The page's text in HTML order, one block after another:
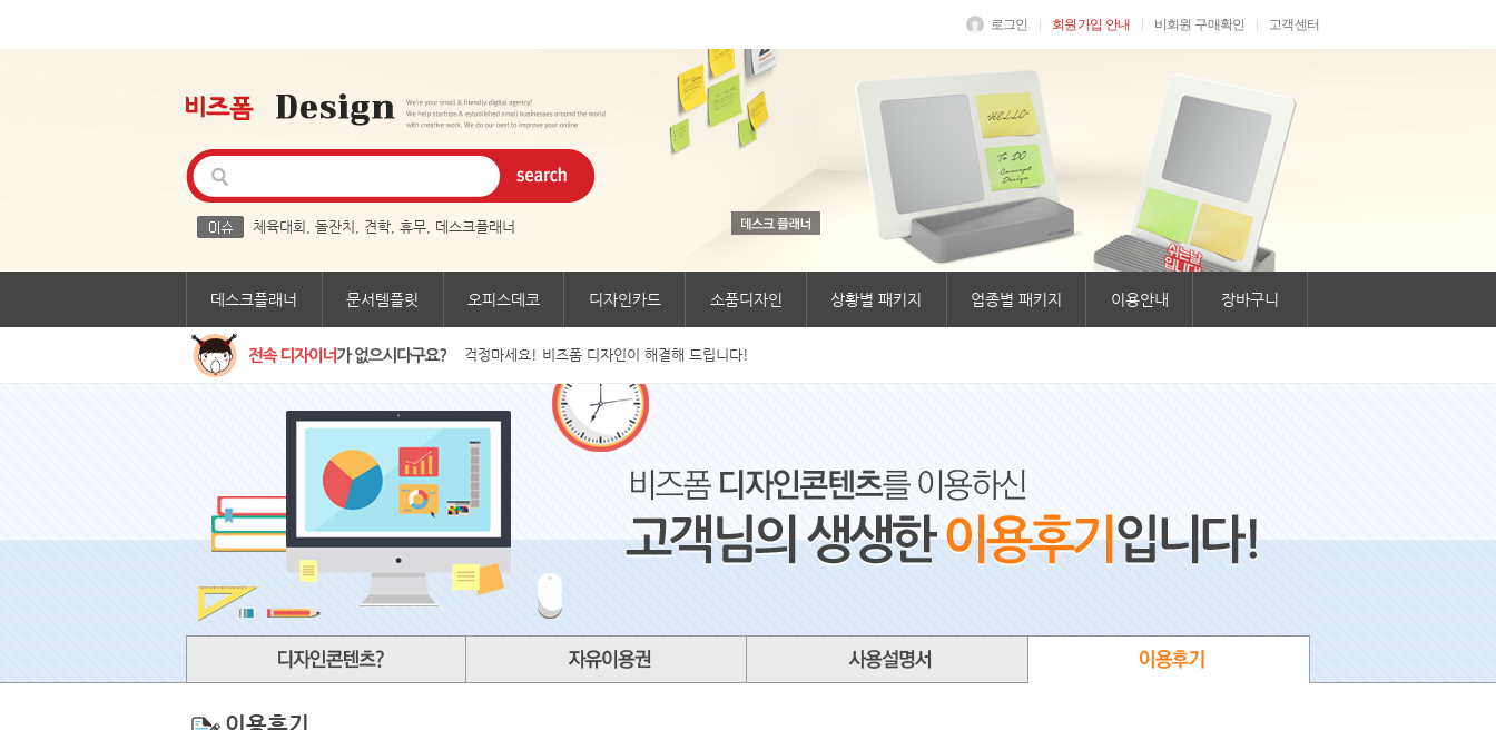
로그인 회원가입 안내 비회원 구매확인 고객센터
체육대회 돌잔치 견학 휴무 데스크플래너
데스크플래너 문서템플릿 오피스데코 디자인카드 소품디자인 상황별 패키지 업종별 패키지 이용안내 장바구니
걱정마세요! 비즈폼 디자인이 해결해 드립니다!